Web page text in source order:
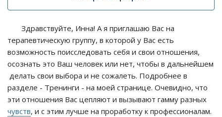
Здравствуйте, Инна! А я приглашаю Вас на
терапевтическую группу, в которой у Вас есть
возможность поисследовать себя и свои отношения,
осознать это Ваш человек или нет, чтобы в дальнейшем
делать свои выбора и не сожалеть. Подробнее в
разделе - Тренинги - на моей странице. Очевидно, что
эти отношения Вас цепляют и вызывают гамму разных
чувств, и с этим лучше на проработку к профессионалам.